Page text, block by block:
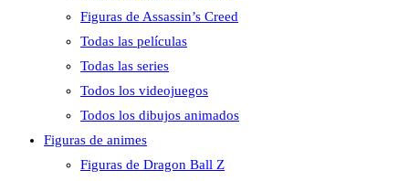
Figuras de Assassin’s Creed
Todas las películas
Todas las series
Todos los videojuegos
Todos los dibujos animados
Figuras de animes
Figuras de Dragon Ball Z